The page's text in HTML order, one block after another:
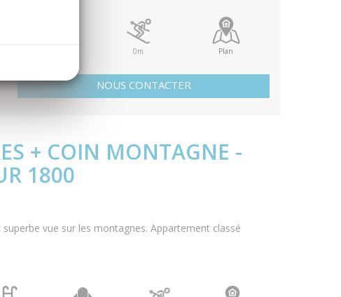
0m Plan
NOUS CONTACTER
+ COIN MONTAGNE -
1800
vue sur les montagnes. Appartement classé